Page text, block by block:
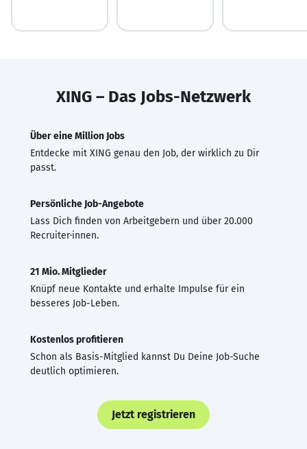
XING – Das Jobs-Netzwerk
Über eine Million Jobs
Entdecke mit XING genau den Job, der wirklich zu Dir
passt.
Persönliche Job-Angebote
Lass Dich finden von Arbeitgebern und über 20.000
Recruiter·innen.
21 Mio. Mitglieder
Knüpf neue Kontakte und erhalte Impulse für ein
besseres Job-Leben.
Kostenlos profitieren
Schon als Basis-Mitglied kannst Du Deine Job-Suche
deutlich optimieren.
Jetzt registrieren